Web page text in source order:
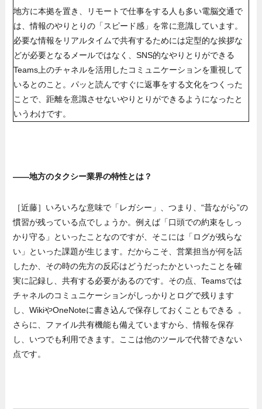
地方に本拠を置き、リモートで仕事をする人も多い電脳交通で
は、情報のやりとりの「スピード感」を常に意識しています。
必要な情報をリアルタイムで共有するためには定型的な挨拶な
どが必要となるメールではなく、SNS的なやりとりができる
Teams上のチャネルを活用したコミュニケーションを重視して
いるとのこと。パッと読んですぐに返事をする文化をつくった
ことで、距離を意識させないやりとりができるようになったと
いうわけです。
——地方のタクシー業界の特性とは？
［近藤］いろいろな意味で「レガシー」、つまり、“昔ながら”の
慣習が残っている点でしょうか。例えば「口頭での約束をしっ
かり守る」といったことなのですが、そこには「ログが残らな
い」といった課題が生じます。だからこそ、営業担当が何を話
したか、その時の先方の反応はどうだったかといったことを確
実に記録し、共有する必要があるのです。その点、Teamsでは
チャネルのコミュニケーションがしっかりとログで残ります
し、WikiやOneNoteに書き込んで保存しておくこともできる 。
さらに、ファイル共有機能も備えていますから、情報を保存
し、いつでも利用できます。ここは他のツールで代替できない
点です。